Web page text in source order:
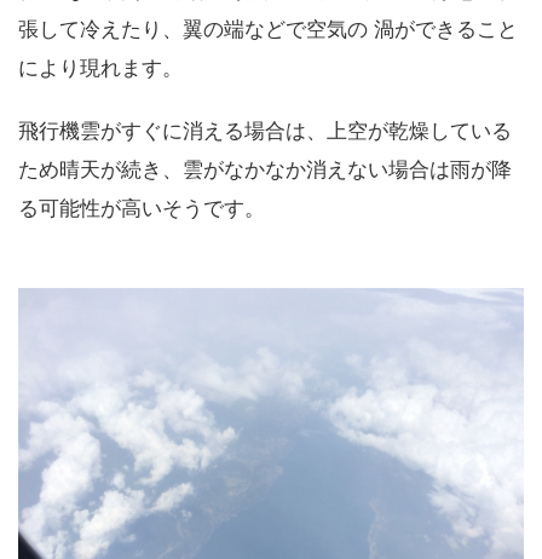
張して冷えたり、翼の端などで空気の 渦ができること
により現れます。
飛行機雲がすぐに消える場合は、上空が乾燥している
ため晴天が続き、雲がなかなか消えない場合は雨が降
る可能性が高いそうです。